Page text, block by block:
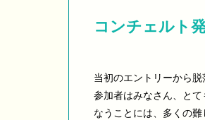
コンチェルト
当初のエントリーから
参加者はみなさん、と
なうことには、多くの